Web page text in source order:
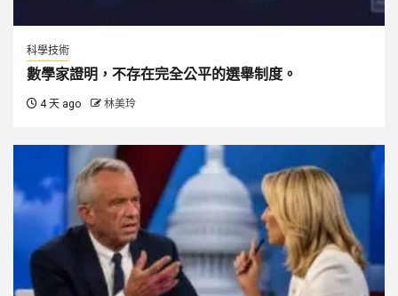
科學技術
數學家證明，不存在完全公平的選舉制度。
4 天 ago 林美玲